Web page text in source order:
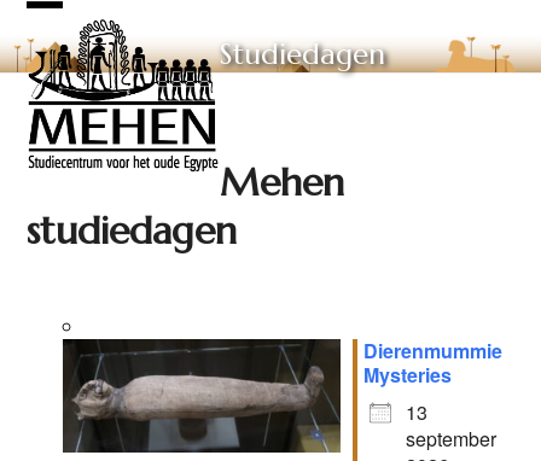
Skip
to
content
Open
mobile
menu
Close
mobile
menu
Studiedagen
Mehen
studiedagen
Dierenmummie
Mysteries
13
september